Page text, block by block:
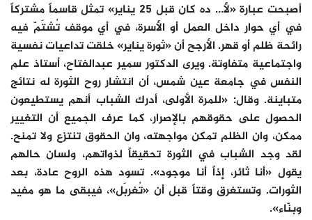
أصبحت عبارة «لأ… ده كان قبل 25 يناير» تمثل قاسماً مشتركاً
في أي حوار داخل العمل أو الأسرة، في أي موقف تُشتَمّ فيه
رائحة ظلم أو قهر. الأرجح أن «ثورة يناير» خلقت تداعيات نفسية
واجتماعية متفاوتة. ويرى الدكتور سمير عبدالفتاح، أستاذ علم
النفس في جامعة عين شمس، أن انتشار روح الثورة له نتائج
متباينة. وقال: «للمرة الأولى، أدرك الشباب أنهم يستطيعون
الحصول على حقوقهم بالإصرار، كما عرف الجميع أن التغيير
ممكن، وان الظلم تمكن مواجهته، وان الحقوق تنتزع ولا تمنح.
لقد وجد الشباب في الثورة تحقيقاً لذواتهم، ولسان حالهم
يقول «أنا ثائر، إذاً أنا موجود». تسود هذه الروح عادة، بعد
الثورات. وتستغرق وقتاً قبل أن «تُغربَل»، فيبقى ما هو مفيد
وبنّاء».